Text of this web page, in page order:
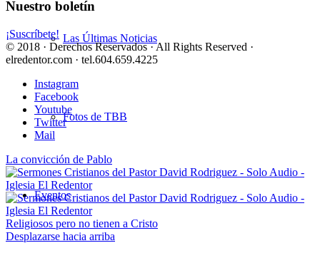
Las Últimas Noticias
Fotos de TBB
Eventos
Nuestro boletín
¡Suscríbete!
© 2018 · Derechos Reservados · All Rights Reserved ·
elredentor.com · tel.604.659.4225
Instagram
Facebook
Youtube
Twitter
Mail
La convicción de Pablo
Religiosos pero no tienen a Cristo
Desplazarse hacia arriba